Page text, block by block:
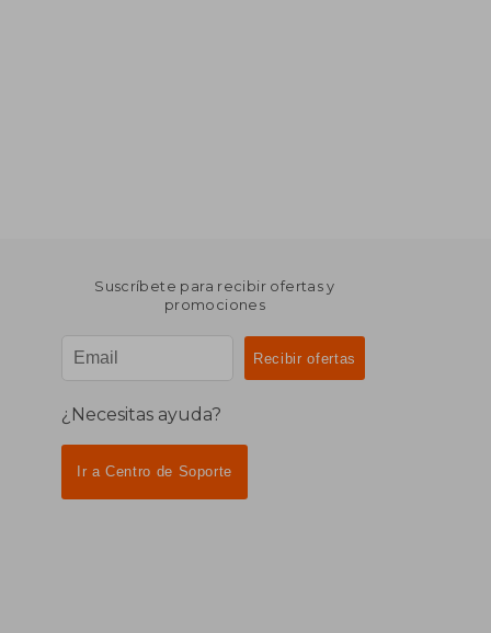
Suscríbete para recibir ofertas y
promociones
¿Necesitas ayuda?
Ir a Centro de Soporte